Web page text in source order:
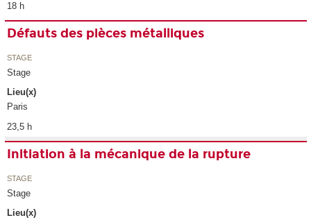
18 h
Défauts des pièces métalliques
STAGE
Stage
Lieu(x)
Paris
23,5 h
Initiation à la mécanique de la rupture
STAGE
Stage
Lieu(x)